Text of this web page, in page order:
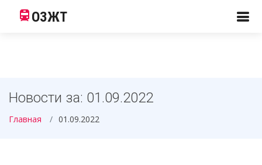
ОЗЖТ
Новости за: 01.09.2022
Главная 01.09.2022